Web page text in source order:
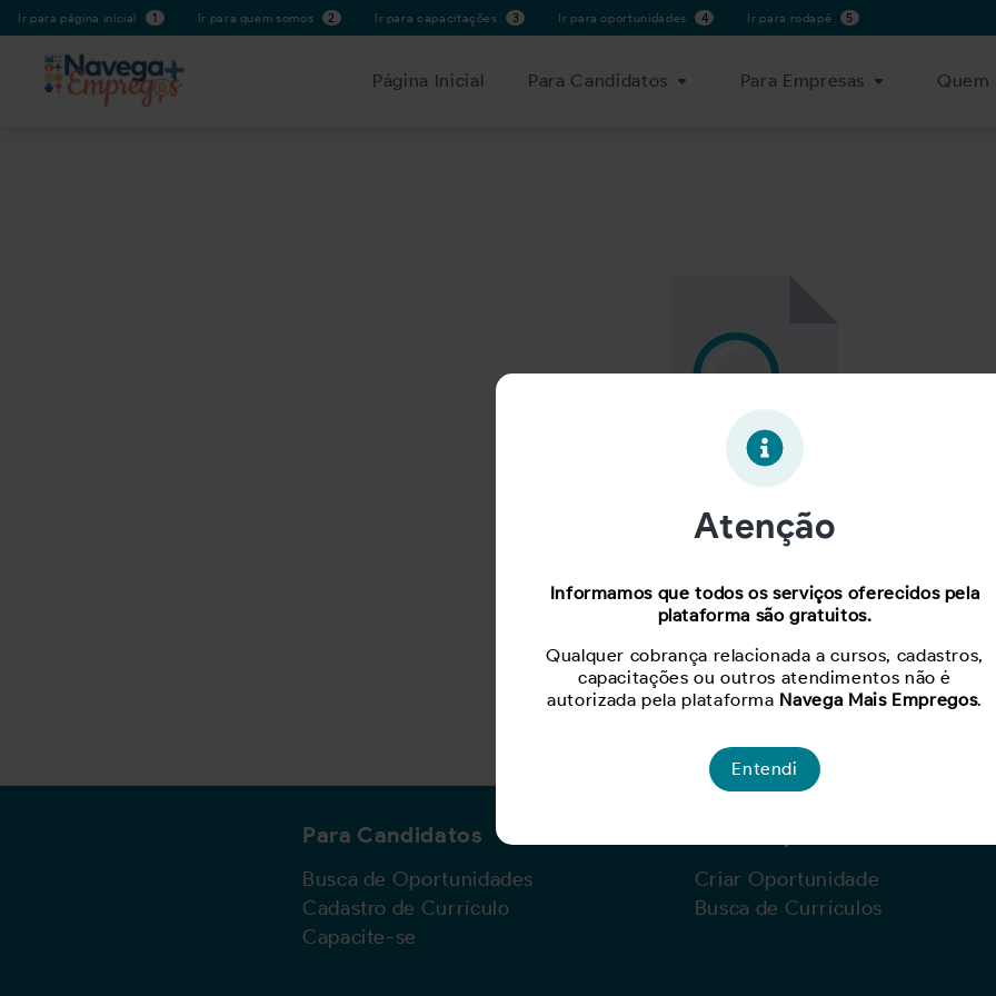
Ir para página inicial 1 Ir para quem somos 2 Ir para capacitações 3 Ir para oportunidades 4 Ir para rodapé 5
Página Inicial Para Candidatos Para Empresas Quem
Para ver mais, acesse a páginaBuscar Oportunidades.
Para Candidatos
Busca de Oportunidades
Cadastro de Currículo
Capacite-se
Criar Oportunidade
Busca de Currículos
Atenção
Informamos que todos os serviços oferecidos pela
plataforma são gratuitos.
Qualquer cobrança relacionada a cursos, cadastros,
capacitações ou outros atendimentos não é
autorizada pela plataforma Navega Mais Empregos.
Entendi